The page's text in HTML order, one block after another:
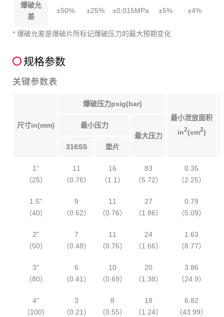
爆破允
差
±50% ±25% ±0.015MPa ±5% ±4%
* 爆破允差是爆破片所标记爆破压力的最大预期变化
规格参数
关键参数表
尺寸in(mm)
爆破压力psig(bar)
最小泄放面积
in2(cm2)
最小压力
最大压力
316SS
垫片
1"
（25）
11
（0.76）
16
（1.1）
83
（5.72）
0.35
（2.25）
1.5"
（40）
9
（0.62）
11
（0.76）
27
（1.86）
0.79
（5.09）
2"
（50）
7
（0.48）
11
（0.76）
24
（1.66）
1.63
（8.77）
3"
（80）
6
（0.41）
10
（0.69）
20
（1.38）
3.86
（24.9）
4"
（100）
3
（0.21）
8
（0.55）
18
（1.24）
6.82
（43.99）